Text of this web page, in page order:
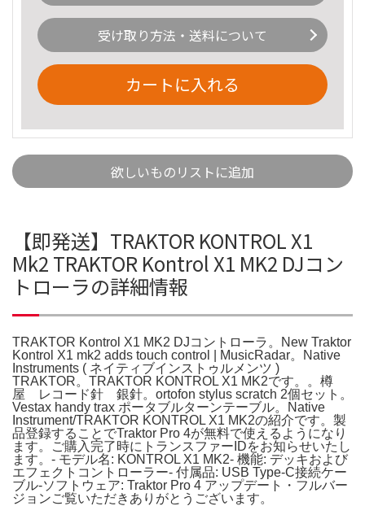
受け取り方法・送料について
カートに入れる
欲しいものリストに追加
【即発送】TRAKTOR KONTROL X1
Mk2 TRAKTOR Kontrol X1 MK2 DJコン
トローラの詳細情報
TRAKTOR Kontrol X1 MK2 DJコントローラ。New Traktor
Kontrol X1 mk2 adds touch control | MusicRadar。Native
Instruments ( ネイティブインストゥルメンツ )
TRAKTOR。TRAKTOR KONTROL X1 MK2です。。樽
屋 レコード針 銀針。ortofon stylus scratch 2個セット。
Vestax handy trax ポータブルターンテーブル。Native
Instrument/TRAKTOR KONTROL X1 MK2の紹介です。製
品登録することでTraktor Pro 4が無料で使えるようになり
ます。ご購入完了時にトランスファーIDをお知らせいたし
ます。- モデル名: KONTROL X1 MK2- 機能: デッキおよび
エフェクトコントローラー- 付属品: USB Type-C接続ケー
ブル-ソフトウェア: Traktor Pro 4 アップデート・フルバー
ジョンご覧いただきありがとうございます。